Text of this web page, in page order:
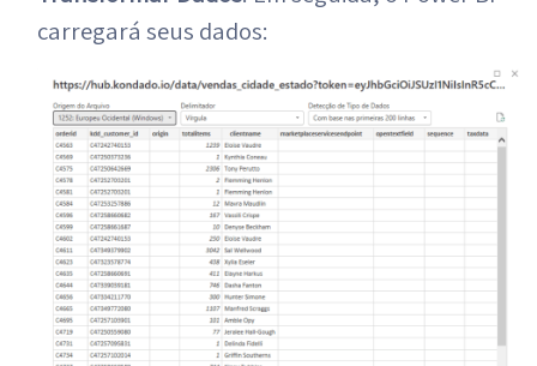
carregará seus dados: